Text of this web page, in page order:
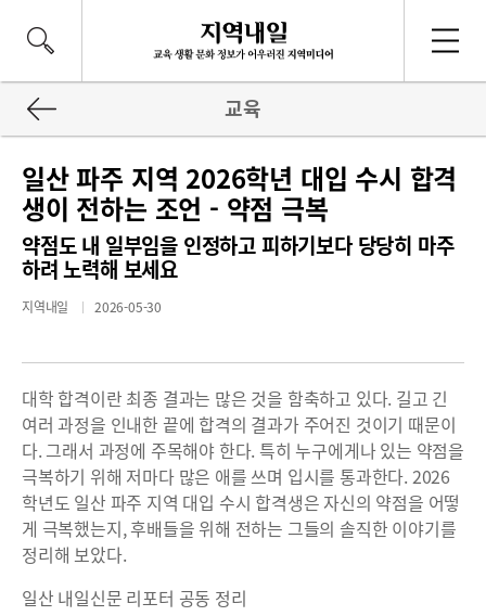
교육
일산 파주 지역 2026학년 대입 수시 합격
생이 전하는 조언 - 약점 극복
약점도 내 일부임을 인정하고 피하기보다 당당히 마주
하려 노력해 보세요
지역내일 2026-05-30
대학 합격이란 최종 결과는 많은 것을 함축하고 있다. 길고 긴
여러 과정을 인내한 끝에 합격의 결과가 주어진 것이기 때문이
다. 그래서 과정에 주목해야 한다. 특히 누구에게나 있는 약점을
극복하기 위해 저마다 많은 애를 쓰며 입시를 통과한다. 2026
학년도 일산 파주 지역 대입 수시 합격생은 자신의 약점을 어떻
게 극복했는지, 후배들을 위해 전하는 그들의 솔직한 이야기를
정리해 보았다.
일산 내일신문 리포터 공동 정리